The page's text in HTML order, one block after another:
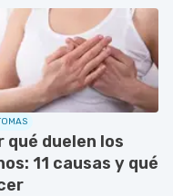
qué duelen los
11 causas y qué